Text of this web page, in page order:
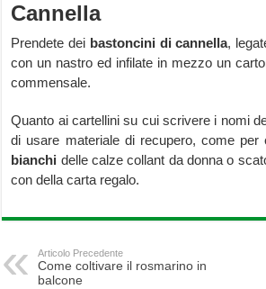
Cannella
Prendete dei bastoncini di cannella,
con un nastro ed infilate in mezzo un
commensale.
Quanto ai cartellini su cui scrivere i nomi
di usare materiale di recupero, come per
bianchi delle calze collant da donna o
con della carta regalo.
Articolo Precedente
Come coltivare il rosmarino in
balcone